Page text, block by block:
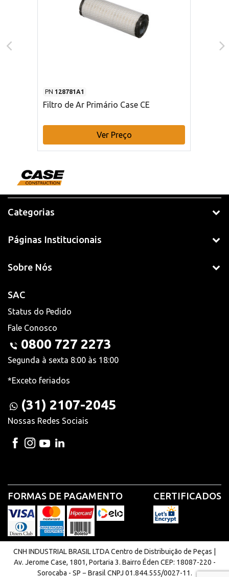
PN 128781A1
Filtro de Ar Primário Case CE
Ver Preço
Categorias
Páginas Institucionais
Sobre Nós
SAC
Status do Pedido
Fale Conosco
0800 727 2273
Segunda à sexta 8:00 às 18:00
*Exceto feriados
(31) 2107-2045
Nossas Redes Sociais
FORMAS DE PAGAMENTO CERTIFICADOS
CNH INDUSTRIAL BRASIL LTDA Centro de Distribuição de Peças |
Av. Jerome Case, 1801, Portaria 3. Bairro Éden CEP: 18087-220 -
Sorocaba - SP − Brasil CNPJ 01.844.555/0027-11.